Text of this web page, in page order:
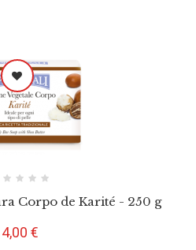
Corpo de Karité - 250 g
Preço
4,00 €